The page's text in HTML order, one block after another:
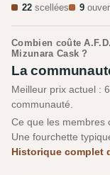
22 scellées 9
Combien coûte
Mizunara Cask ?
La
Meilleur prix actuel :
communauté.
Ce que les membres
Une fourchette
Historique complet